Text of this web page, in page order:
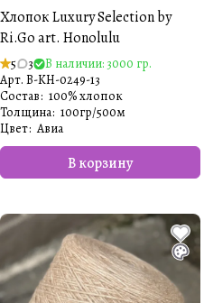
Хлопок Luxury Selection by
Ri.Go art. Honolulu
5 3
В наличии: 3000 гр.
Арт. B-KH-0249-13
В корзину
Состав: 100% хлопок
Толщина: 100гр/500м
Цвет: Авиа